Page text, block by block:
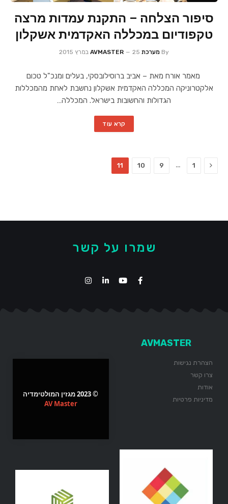
סיפור הצלחה – התקנת עמדות מרצה
טקפודיום במכללה האקדמית אשקלון
By מערכת AVMASTER 25 במרץ 2015
מאמר אורח מאת – אביב ברוסילובסקי, בעלים ומנכ"ל טכום
אלקטרוניקה המכללה האקדמית אשקלון נחשבת לאחת מהמכללות
הגדולות והחשובות בישראל. המכללה…
קרא עוד
Previous
1
…
9
10
11
שמרו על קשר
AVMASTER
הצהרת נגישות
צרו קשר
אודות
מדיניות פרטיות
© 2023 מגזין המולטימדיה
AV Master